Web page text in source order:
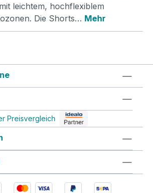
leichtem, hochflexiblem
Die Shorts… Mehr